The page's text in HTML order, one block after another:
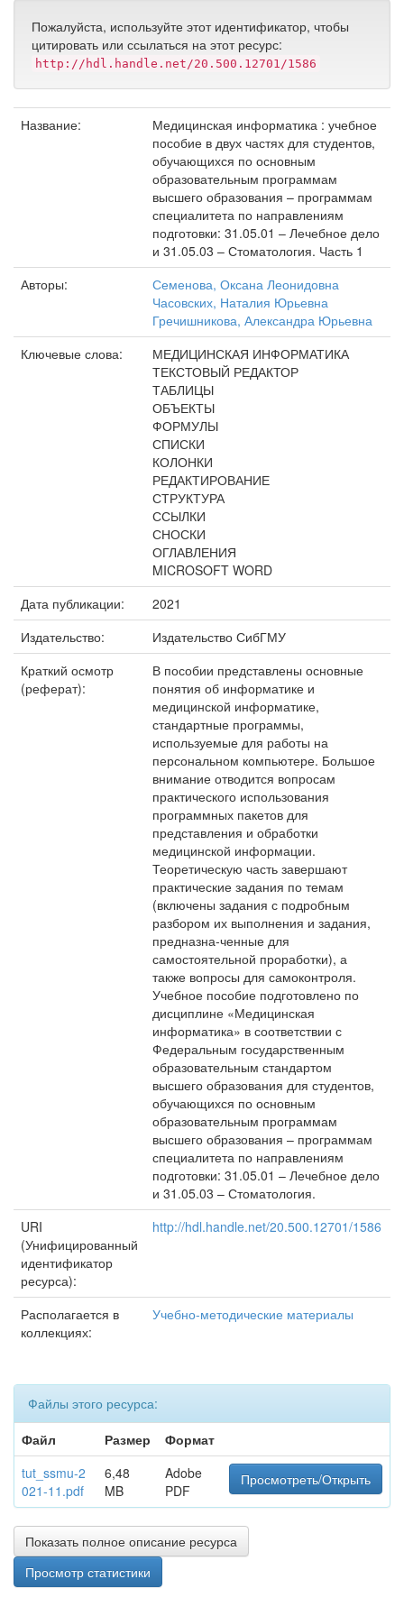
Пожалуйста, используйте этот идентификатор, чтобы
цитировать или ссылаться на этот ресурс:
http://hdl.handle.net/20.500.12701/1586
Название:
Медицинская информатика : учебное
пособие в двух частях для студентов,
обучающихся по основным
образовательным программам
высшего образования – программам
специалитета по направлениям
подготовки: 31.05.01 – Лечебное дело
и 31.05.03 – Стоматология. Часть 1
Авторы:
Семенова, Оксана Леонидовна
Часовских, Наталия Юрьевна
Гречишникова, Александра Юрьевна
Ключевые слова:
МЕДИЦИНСКАЯ ИНФОРМАТИКА
ТЕКСТОВЫЙ РЕДАКТОР
ТАБЛИЦЫ
ОБЪЕКТЫ
ФОРМУЛЫ
СПИСКИ
КОЛОНКИ
РЕДАКТИРОВАНИЕ
СТРУКТУРА
ССЫЛКИ
СНОСКИ
ОГЛАВЛЕНИЯ
MICROSOFT WORD
Дата публикации:
2021
Издательство:
Издательство СибГМУ
Краткий осмотр
(реферат):
В пособии представлены основные
понятия об информатике и
медицинской информатике,
стандартные программы,
используемые для работы на
персональном компьютере. Большое
внимание отводится вопросам
практического использования
программных пакетов для
представления и обработки
медицинской информации.
Теоретическую часть завершают
практические задания по темам
(включены задания с подробным
разбором их выполнения и задания,
предназна-ченные для
самостоятельной проработки), а
также вопросы для самоконтроля.
Учебное пособие подготовлено по
дисциплине «Медицинская
информатика» в соответствии с
Федеральным государственным
образовательным стандартом
высшего образования для студентов,
обучающихся по основным
образовательным программам
высшего образования – программам
специалитета по направлениям
подготовки: 31.05.01 – Лечебное дело
и 31.05.03 – Стоматология.
URI
(Унифицированный
идентификатор
ресурса):
http://hdl.handle.net/20.500.12701/1586
Располагается в
коллекциях:
Учебно-методические материалы
Файлы этого ресурса:
Файл
Размер
Формат
tut_ssmu-2
021-11.pdf
6,48
MB
Adobe
PDF
Просмотреть/Открыть
Показать полное описание ресурса
Просмотр статистики